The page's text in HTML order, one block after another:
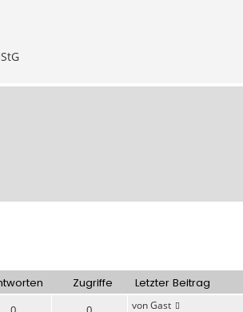
Zugriffe Letzter Beitrag
vonGast